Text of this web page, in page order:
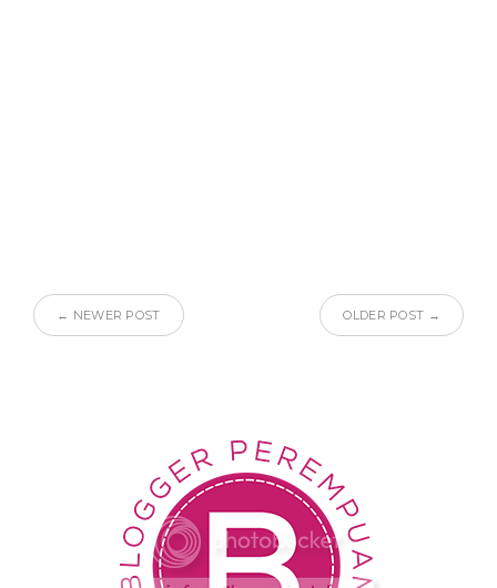
← NEWER POST OLDER POST →